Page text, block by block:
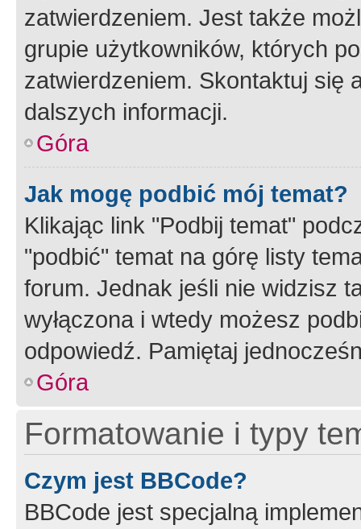
zatwierdzeniem. Jest także
grupie użytkowników, których
zatwierdzeniem. Skontaktuj się
dalszych informacji.
Góra
Jak mogę podbić mój temat?
Klikając link "Podbij temat"
"podbić" temat na górę listy
forum. Jednak jeśli nie widzisz
wyłączona i wtedy możesz
odpowiedź. Pamiętaj
Góra
Formatowanie i typy
Czym jest BBCode?
BBCode jest specjalną